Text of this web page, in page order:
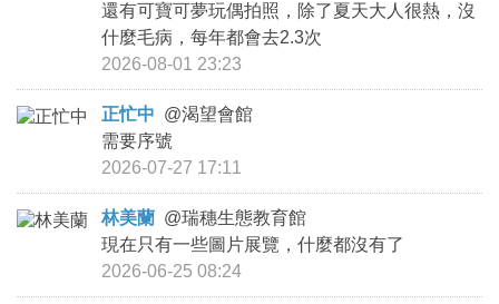
最新留言
商家合作
推薦景點
討論區
還有可寶可夢玩偶拍照，除了夏天大人很熱，沒
什麼毛病，每年都會去2.3次
2026-08-01 23:23
正忙中 @渴望會館
需要序號
2026-07-27 17:11
林美蘭 @瑞穗生態教育館
現在只有一些圖片展覽，什麼都沒有了
2026-06-25 08:24